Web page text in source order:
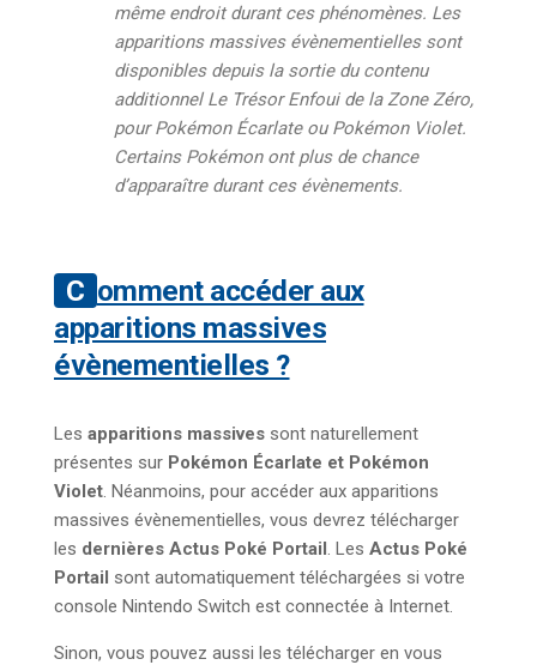
même endroit durant ces phénomènes. Les
apparitions massives évènementielles sont
disponibles depuis la sortie du contenu
additionnel Le Trésor Enfoui de la Zone Zéro,
pourPokémon Écarlateou Pokémon Violet.
Certains Pokémon ont plus de chance
d’apparaître durant ces évènements.
Comment accéder aux
apparitions massives
évènementielles ?
Les apparitions massives sont naturellement
présentes sur Pokémon Écarlate et Pokémon
Violet. Néanmoins, pour accéder aux apparitions
massives évènementielles, vous devrez télécharger
les dernières Actus Poké Portail. Les Actus Poké
Portail sont automatiquement téléchargées si votre
console Nintendo Switch est connectée à Internet.
Sinon, vous pouvez aussi les télécharger en vous